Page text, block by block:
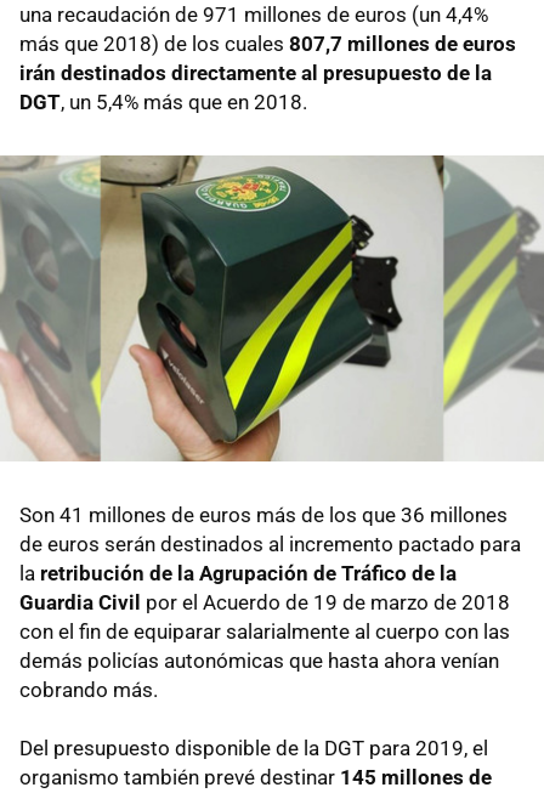
una recaudación de 971 millones de euros (un 4,4%
más que 2018) de los cuales 807,7 millones de euros
irán destinados directamente al presupuesto de la
DGT, un 5,4% más que en 2018.
Son 41 millones de euros más de los que 36 millones
de euros serán destinados al incremento pactado para
la retribución de la Agrupación de Tráfico de la
Guardia Civil por el Acuerdo de 19 de marzo de 2018
con el fin de equiparar salarialmente al cuerpo con las
demás policías autonómicas que hasta ahora venían
cobrando más.
Del presupuesto disponible de la DGT para 2019, el
organismo también prevé destinar 145 millones de